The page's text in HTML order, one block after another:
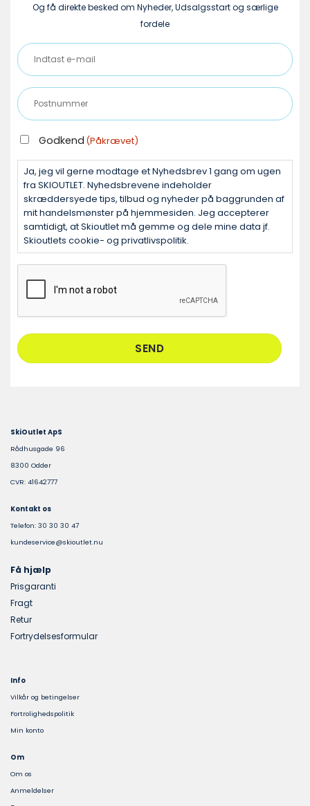
Og få direkte besked om Nyheder, Udsalgsstart og særlige
fordele
Indtast
e-
mail
(Påkrævet)
Postnummer
(Påkrævet)
GODKEND
(PÅKRÆVET)
Godkend (Påkrævet)
Ja, jeg vil gerne modtage et Nyhedsbrev 1 gang om ugen
fra SKIOUTLET. Nyhedsbrevene indeholder
skræddersyede tips, tilbud og nyheder på baggrunden af
mit handelsmønster på hjemmesiden. Jeg accepterer
samtidigt, at Skioutlet må gemme og dele mine data jf.
Skioutlets cookie- og privatlivspolitik.
SkiOutlet ApS
Rådhusgade 96
8300 Odder
CVR: 41642777
Kontakt os
Telefon: 30 30 30 47
kundeservice@skioutlet.nu
Få hjælp
Prisgaranti
Fragt
Retur
Fortrydelsesformular
Info
Vilkår og betingelser
Fortrolighedspolitik
Min konto
Om
Om os
Anmeldelser